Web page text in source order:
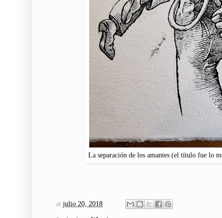
La separación de los amantes (el título fue lo
at julio 20, 2018